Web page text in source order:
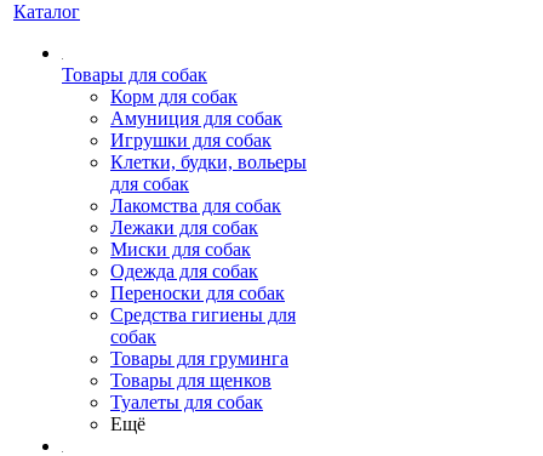
Каталог
Товары для собак
Корм для собак
Амуниция для собак
Игрушки для собак
Клетки, будки, вольеры
для собак
Лакомства для собак
Лежаки для собак
Миски для собак
Одежда для собак
Переноски для собак
Средства гигиены для
собак
Товары для груминга
Товары для щенков
Туалеты для собак
Ещё